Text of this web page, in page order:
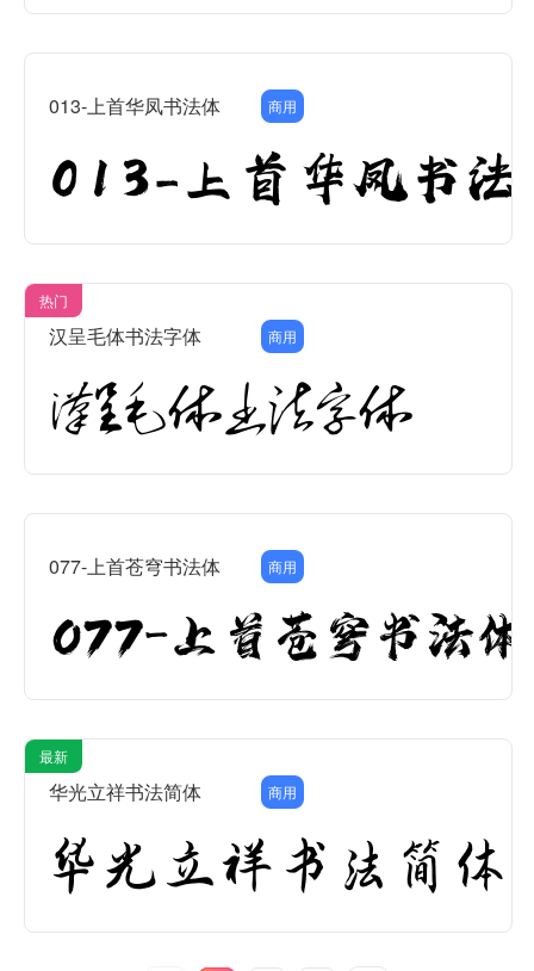
013-上首华凤书法体 商用
热门
汉呈毛体书法字体 商用
077-上首苍穹书法体 商用
最新
华光立祥书法简体 商用